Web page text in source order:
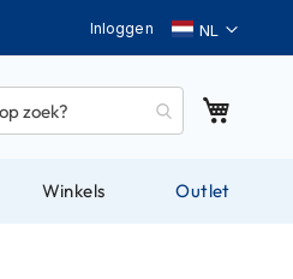
Taal
Inloggen
Winkels Outlet